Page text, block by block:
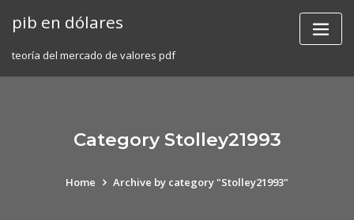
pib en dólares
teoría del mercado de valores pdf
Category Stolley21993
Home Archive by category "Stolley21993"